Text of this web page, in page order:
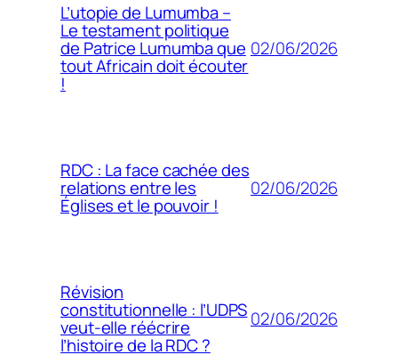
L’utopie de Lumumba –
Le testament politique
de Patrice Lumumba que
tout Africain doit écouter
!
02/06/2026
RDC : La face cachée des
relations entre les
Églises et le pouvoir !
02/06/2026
Révision
constitutionnelle : l’UDPS
veut-elle réécrire
l’histoire de la RDC ?
02/06/2026